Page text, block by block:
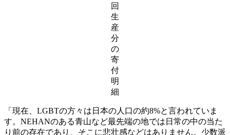
回
生
産
分
の
寄
付
明
細
「現在、LGBTの方々は日本の人口の約8%と言われていま
す。NEHANのある青山など最先端の地では日常の中の当た
り前の存在であり、そこに悲壮感などはありません。少数派